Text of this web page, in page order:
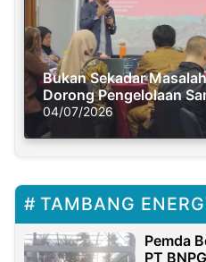
Bukan Sekadar
Dorong Pengelolaan
Solusi Krisis Iklim
04/07/2026
TAMBANG
Pemda
PT